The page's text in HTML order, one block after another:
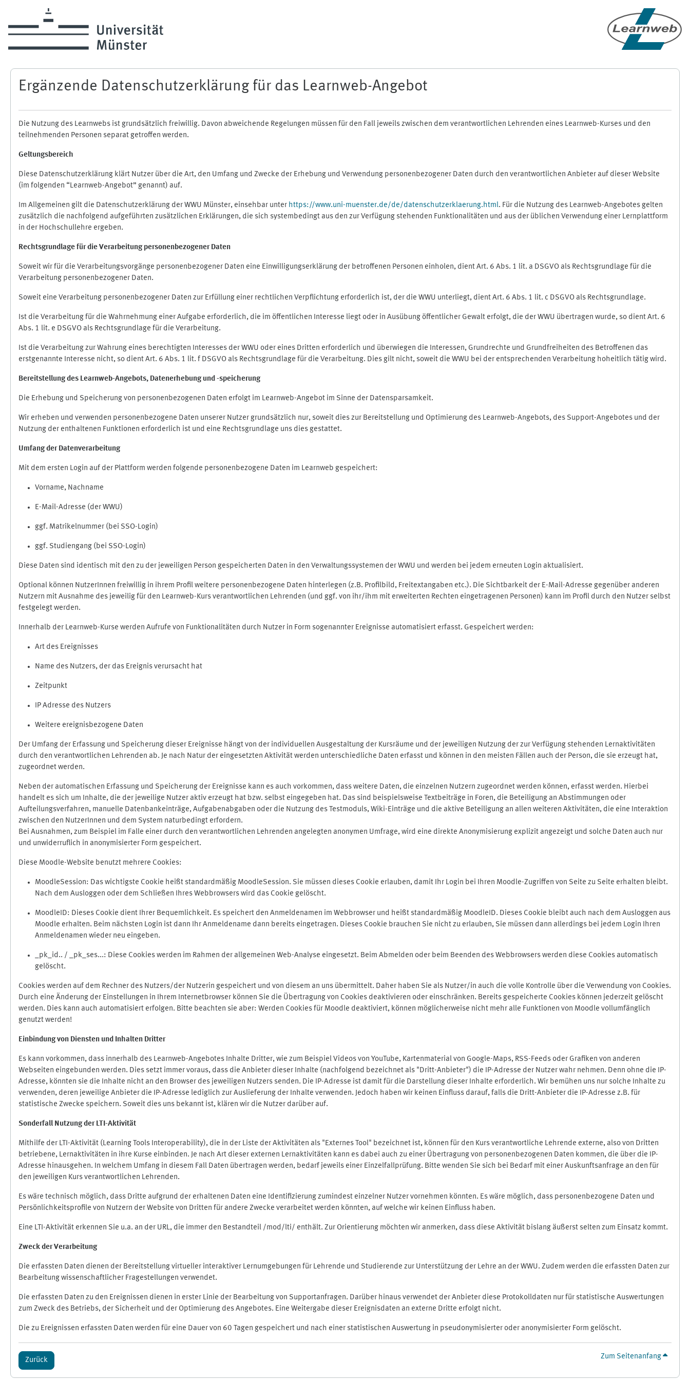
Ergänzende Datenschutzerklärung für das Learnweb-Angebot
Die Nutzung des Learnwebs ist grundsätzlich freiwillig. Davon abweichende Regelungen müssen für den Fall jeweils zwischen dem verantwortlichen Lehrenden eines Learnweb-Kurses und den
teilnehmenden Personen separat getroffen werden.
Geltungsbereich
Diese Datenschutzerklärung klärt Nutzer über die Art, den Umfang und Zwecke der Erhebung und Verwendung personenbezogener Daten durch den verantwortlichen Anbieter auf dieser Website
(im folgenden “Learnweb-Angebot” genannt) auf.
Im Allgemeinen gilt die Datenschutzerklärung der WWU Münster, einsehbar unter https://www.uni-muenster.de/de/datenschutzerklaerung.html. Für die Nutzung des Learnweb-Angebotes gelten
zusätzlich die nachfolgend aufgeführten zusätzlichen Erklärungen, die sich systembedingt aus den zur Verfügung stehenden Funktionalitäten und aus der üblichen Verwendung einer Lernplattform
in der Hochschullehre ergeben.
Rechtsgrundlage für die Verarbeitung personenbezogener Daten
Soweit wir für die Verarbeitungsvorgänge personenbezogener Daten eine Einwilligungserklärung der betroffenen Personen einholen, dient Art. 6 Abs. 1 lit. a DSGVO als Rechtsgrundlage für die
Verarbeitung personenbezogener Daten.
Soweit eine Verarbeitung personenbezogener Daten zur Erfüllung einer rechtlichen Verpflichtung erforderlich ist, der die WWU unterliegt, dient Art. 6 Abs. 1 lit. c DSGVO als Rechtsgrundlage.
Ist die Verarbeitung für die Wahrnehmung einer Aufgabe erforderlich, die im öffentlichen Interesse liegt oder in Ausübung öffentlicher Gewalt erfolgt, die der WWU übertragen wurde, so dient Art. 6
Abs. 1 lit. e DSGVO als Rechtsgrundlage für die Verarbeitung.
Ist die Verarbeitung zur Wahrung eines berechtigten Interesses der WWU oder eines Dritten erforderlich und überwiegen die Interessen, Grundrechte und Grundfreiheiten des Betroffenen das
erstgenannte Interesse nicht, so dient Art. 6 Abs. 1 lit. f DSGVO als Rechtsgrundlage für die Verarbeitung. Dies gilt nicht, soweit die WWU bei der entsprechenden Verarbeitung hoheitlich tätig wird.
Bereitstellung des Learnweb-Angebots, Datenerhebung und -speicherung
Die Erhebung und Speicherung von personenbezogenen Daten erfolgt im Learnweb-Angebot im Sinne der Datensparsamkeit.
Wir erheben und verwenden personenbezogene Daten unserer Nutzer grundsätzlich nur, soweit dies zur Bereitstellung und Optimierung des Learnweb-Angebots, des Support-Angebotes und der
Nutzung der enthaltenen Funktionen erforderlich ist und eine Rechtsgrundlage uns dies gestattet.
Umfang der Datenverarbeitung
Mit dem ersten Login auf der Plattform werden folgende personenbezogene Daten im Learnweb gespeichert:
Vorname, Nachname
E-Mail-Adresse (der WWU)
ggf. Matrikelnummer (bei SSO-Login)
ggf. Studiengang (bei SSO-Login)
Diese Daten sind identisch mit den zu der jeweiligen Person gespeicherten Daten in den Verwaltungssystemen der WWU und werden bei jedem erneuten Login aktualisiert.
Optional können NutzerInnen freiwillig in ihrem Profil weitere personenbezogene Daten hinterlegen (z.B. Profilbild, Freitextangaben etc.). Die Sichtbarkeit der E-Mail-Adresse gegenüber anderen
Nutzern mit Ausnahme des jeweilig für den Learnweb-Kurs verantwortlichen Lehrenden (und ggf. von ihr/ihm mit erweiterten Rechten eingetragenen Personen) kann im Profil durch den Nutzer selbst
festgelegt werden.
Innerhalb der Learnweb-Kurse werden Aufrufe von Funktionalitäten durch Nutzer in Form sogenannter Ereignisse automatisiert erfasst. Gespeichert werden:
Art des Ereignisses
Name des Nutzers, der das Ereignis verursacht hat
Zeitpunkt
IP Adresse des Nutzers
Weitere ereignisbezogene Daten
Der Umfang der Erfassung und Speicherung dieser Ereignisse hängt von der individuellen Ausgestaltung der Kursräume und der jeweiligen Nutzung der zur Verfügung stehenden Lernaktivitäten
durch den verantwortlichen Lehrenden ab. Je nach Natur der eingesetzten Aktivität werden unterschiedliche Daten erfasst und können in den meisten Fällen auch der Person, die sie erzeugt hat,
zugeordnet werden.
Neben der automatischen Erfassung und Speicherung der Ereignisse kann es auch vorkommen, dass weitere Daten, die einzelnen Nutzern zugeordnet werden können, erfasst werden. Hierbei
handelt es sich um Inhalte, die der jeweilige Nutzer aktiv erzeugt hat bzw. selbst eingegeben hat. Das sind beispielsweise Textbeiträge in Foren, die Beteiligung an Abstimmungen oder
Aufteilungsverfahren, manuelle Datenbankeinträge, Aufgabenabgaben oder die Nutzung des Testmoduls, Wiki-Einträge und die aktive Beteiligung an allen weiteren Aktivitäten, die eine Interaktion
zwischen den NutzerInnen und dem System naturbedingt erfordern.
Bei Ausnahmen, zum Beispiel im Falle einer durch den verantwortlichen Lehrenden angelegten anonymen Umfrage, wird eine direkte Anonymisierung explizit angezeigt und solche Daten auch nur
und unwiderruflich in anonymisierter Form gespeichert.
Diese Moodle-Website benutzt mehrere Cookies:
MoodleSession: Das wichtigste Cookie heißt standardmäßig MoodleSession. Sie müssen dieses Cookie erlauben, damit Ihr Login bei Ihren Moodle-Zugriffen von Seite zu Seite erhalten bleibt.
Nach dem Ausloggen oder dem Schließen Ihres Webbrowsers wird das Cookie gelöscht.
MoodleID: Dieses Cookie dient Ihrer Bequemlichkeit. Es speichert den Anmeldenamen im Webbrowser und heißt standardmäßig MoodleID. Dieses Cookie bleibt auch nach dem Ausloggen aus
Moodle erhalten. Beim nächsten Login ist dann Ihr Anmeldename dann bereits eingetragen. Dieses Cookie brauchen Sie nicht zu erlauben, Sie müssen dann allerdings bei jedem Login Ihren
Anmeldenamen wieder neu eingeben.
_pk_id.. / _pk_ses...: Diese Cookies werden im Rahmen der allgemeinen Web-Analyse eingesetzt. Beim Abmelden oder beim Beenden des Webbrowsers werden diese Cookies automatisch
gelöscht.
Cookies werden auf dem Rechner des Nutzers/der Nutzerin gespeichert und von diesem an uns übermittelt. Daher haben Sie als Nutzer/in auch die volle Kontrolle über die Verwendung von Cookies.
Durch eine Änderung der Einstellungen in Ihrem Internetbrowser können Sie die Übertragung von Cookies deaktivieren oder einschränken. Bereits gespeicherte Cookies können jederzeit gelöscht
werden. Dies kann auch automatisiert erfolgen. Bitte beachten sie aber: Werden Cookies für Moodle deaktiviert, können möglicherweise nicht mehr alle Funktionen von Moodle vollumfänglich
genutzt werden!
Einbindung von Diensten und Inhalten Dritter
Es kann vorkommen, dass innerhalb des Learnweb-Angebotes Inhalte Dritter, wie zum Beispiel Videos von YouTube, Kartenmaterial von Google-Maps, RSS-Feeds oder Grafiken von anderen
Webseiten eingebunden werden. Dies setzt immer voraus, dass die Anbieter dieser Inhalte (nachfolgend bezeichnet als "Dritt-Anbieter") die IP-Adresse der Nutzer wahr nehmen. Denn ohne die IP-
Adresse, könnten sie die Inhalte nicht an den Browser des jeweiligen Nutzers senden. Die IP-Adresse ist damit für die Darstellung dieser Inhalte erforderlich. Wir bemühen uns nur solche Inhalte zu
verwenden, deren jeweilige Anbieter die IP-Adresse lediglich zur Auslieferung der Inhalte verwenden. Jedoch haben wir keinen Einfluss darauf, falls die Dritt-Anbieter die IP-Adresse z.B. für
statistische Zwecke speichern. Soweit dies uns bekannt ist, klären wir die Nutzer darüber auf.
Sonderfall Nutzung der LTI-Aktivität
Mithilfe der LTI-Aktivität (Learning Tools Interoperability), die in der Liste der Aktivitäten als "Externes Tool" bezeichnet ist, können für den Kurs verantwortliche Lehrende externe, also von Dritten
betriebene, Lernaktivitäten in ihre Kurse einbinden. Je nach Art dieser externen Lernaktivitäten kann es dabei auch zu einer Übertragung von personenbezogenen Daten kommen, die über die IP-
Adresse hinausgehen. In welchem Umfang in diesem Fall Daten übertragen werden, bedarf jeweils einer Einzelfallprüfung. Bitte wenden Sie sich bei Bedarf mit einer Auskunftsanfrage an den für
den jeweiligen Kurs verantwortlichen Lehrenden.
Es wäre technisch möglich, dass Dritte aufgrund der erhaltenen Daten eine Identifizierung zumindest einzelner Nutzer vornehmen könnten. Es wäre möglich, dass personenbezogene Daten und
Persönlichkeitsprofile von Nutzern der Website von Dritten für andere Zwecke verarbeitet werden könnten, auf welche wir keinen Einfluss haben.
Eine LTI-Aktivität erkennen Sie u.a. an der URL, die immer den Bestandteil /mod/lti/ enthält. Zur Orientierung möchten wir anmerken, dass diese Aktivität bislang äußerst selten zum Einsatz kommt.
Zweck der Verarbeitung
Die erfassten Daten dienen der Bereitstellung virtueller interaktiver Lernumgebungen für Lehrende und Studierende zur Unterstützung der Lehre an der WWU. Zudem werden die erfassten Daten zur
Bearbeitung wissenschaftlicher Fragestellungen verwendet.
Die erfassten Daten zu den Ereignissen dienen in erster Linie der Bearbeitung von Supportanfragen. Darüber hinaus verwendet der Anbieter diese Protokolldaten nur für statistische Auswertungen
zum Zweck des Betriebs, der Sicherheit und der Optimierung des Angebotes. Eine Weitergabe dieser Ereignisdaten an externe Dritte erfolgt nicht.
Die zu Ereignissen erfassten Daten werden für eine Dauer von 60 Tagen gespeichert und nach einer statistischen Auswertung in pseudonymisierter oder anonymisierter Form gelöscht.
Zurück Zum Seitenanfang